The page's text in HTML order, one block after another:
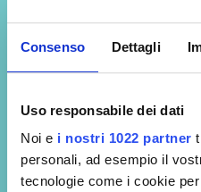
Consenso Dettagli
Uso responsabile dei dati
Noi e i nostri 1022 partner
personali, ad esempio il
tecnologie come i cookie